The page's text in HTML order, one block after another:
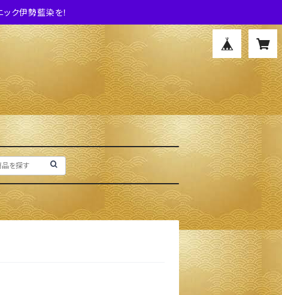
ク伊勢藍染を！